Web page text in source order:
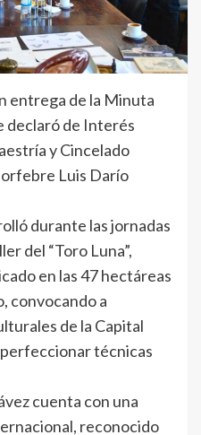
entrega de la Minuta
declaró de Interés
y Cincelado
Luis Darío
durante las jornadas
del “Toro Luna”,
en las 47 hectáreas
convocando a
de la Capital
técnicas
cuenta con una
reconocido